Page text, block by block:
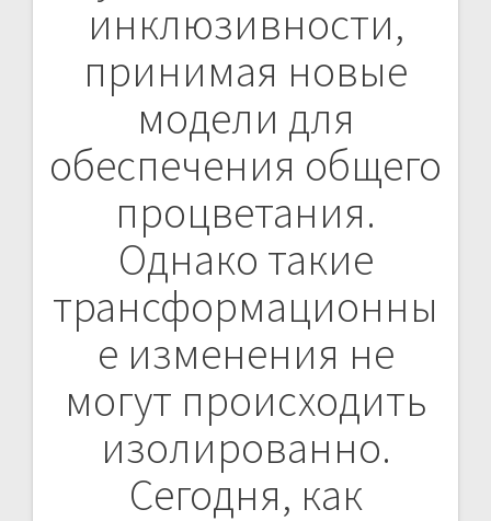
инклюзивности,
принимая новые
модели для
обеспечения общего
процветания.
Однако такие
трансформационны
е изменения не
могут происходить
изолированно.
Сегодня, как